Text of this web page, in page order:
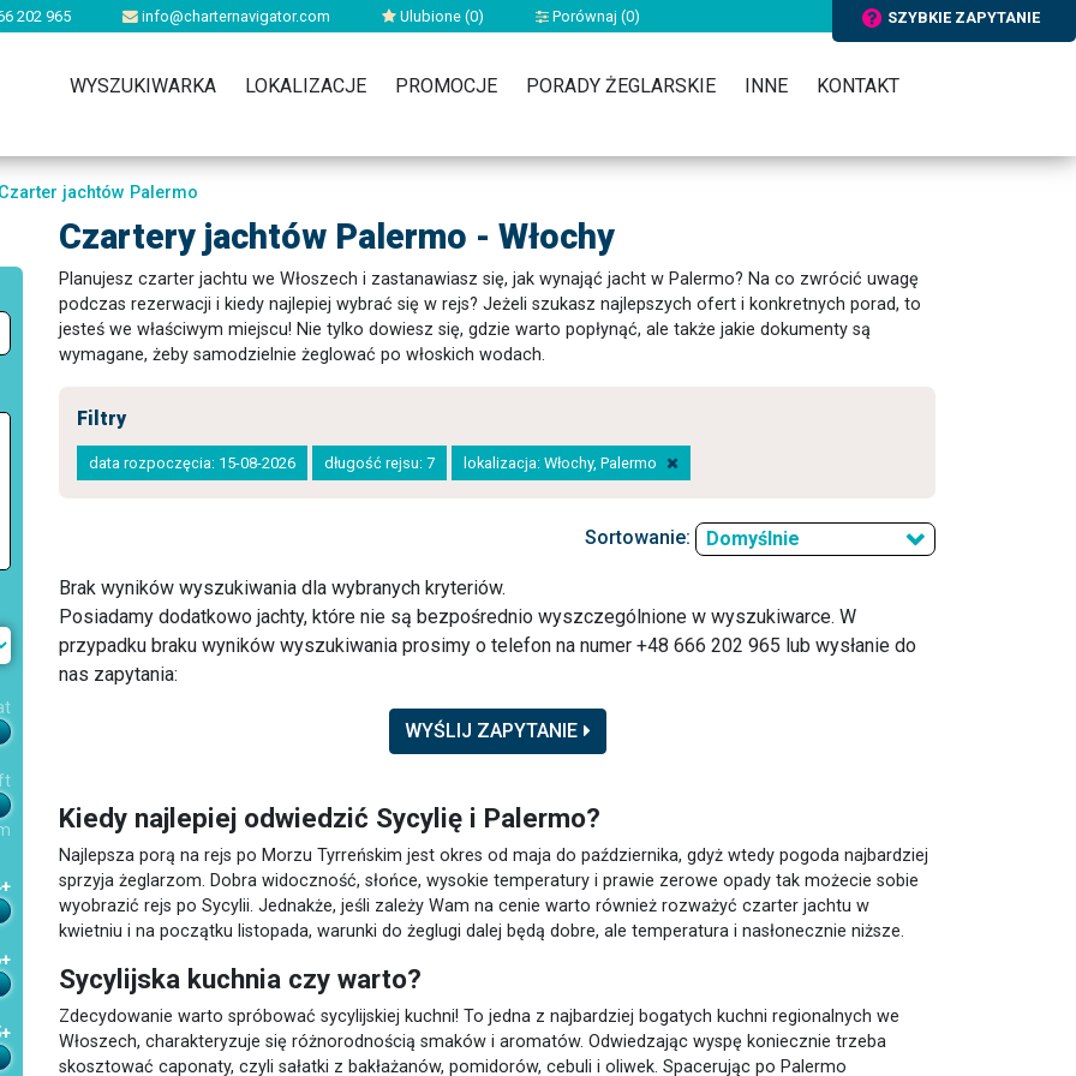
202 965 info@charternavigator.com Ulubione (0) Porównaj (0) SZYBKIE ZAPYTANIE
WYSZUKIWARKA LOKALIZACJE PROMOCJE PORADY ŻEGLARSKIE INNE KONTAKT
jachtów Palermo
Czartery jachtów Palermo - Włochy
Planujesz czarter jachtu we Włoszech i zastanawiasz się, jak wynająć jacht w Palermo? Na co zwrócić uwagę
podczas rezerwacji i kiedy najlepiej wybrać się w rejs? Jeżeli szukasz najlepszych ofert i konkretnych porad, to
jesteś we właściwym miejscu! Nie tylko dowiesz się, gdzie warto popłynąć, ale także jakie dokumenty są
wymagane, żeby samodzielnie żeglować po włoskich wodach.
Filtry
data rozpoczęcia: 15-08-2026 długość rejsu: 7 lokalizacja: Włochy, Palermo
Sortowanie: Domyślnie
Brak wyników wyszukiwania dla wybranych kryteriów.
Posiadamy dodatkowo jachty, które nie są bezpośrednio wyszczególnione w wyszukiwarce. W
przypadku braku wyników wyszukiwania prosimy o telefon na numer +48 666 202 965 lub wysłanie do
nas zapytania:
WYŚLIJ ZAPYTANIE
Kiedy najlepiej odwiedzić Sycylię i Palermo?
Najlepsza porą na rejs po Morzu Tyrreńskim jest okres od maja do października, gdyż wtedy pogoda najbardziej
sprzyja żeglarzom. Dobra widoczność, słońce, wysokie temperatury i prawie zerowe opady tak możecie sobie
wyobrazić rejs po Sycylii. Jednakże, jeśli zależy Wam na cenie warto również rozważyć czarter jachtu w
kwietniu i na początku listopada, warunki do żeglugi dalej będą dobre, ale temperatura i nasłonecznie niższe.
Sycylijska kuchnia czy warto?
Zdecydowanie warto spróbować sycylijskiej kuchni! To jedna z najbardziej bogatych kuchni regionalnych we
Włoszech, charakteryzuje się różnorodnością smaków i aromatów. Odwiedzając wyspę koniecznie trzeba
skosztować caponaty, czyli sałatki z bakłażanów, pomidorów, cebuli i oliwek. Spacerując po Palermo